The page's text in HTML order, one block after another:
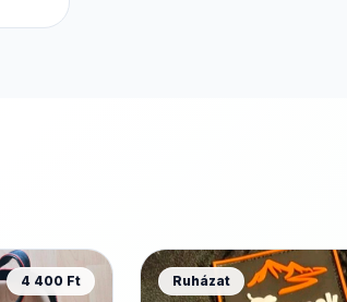
4 400 Ft Ruházat